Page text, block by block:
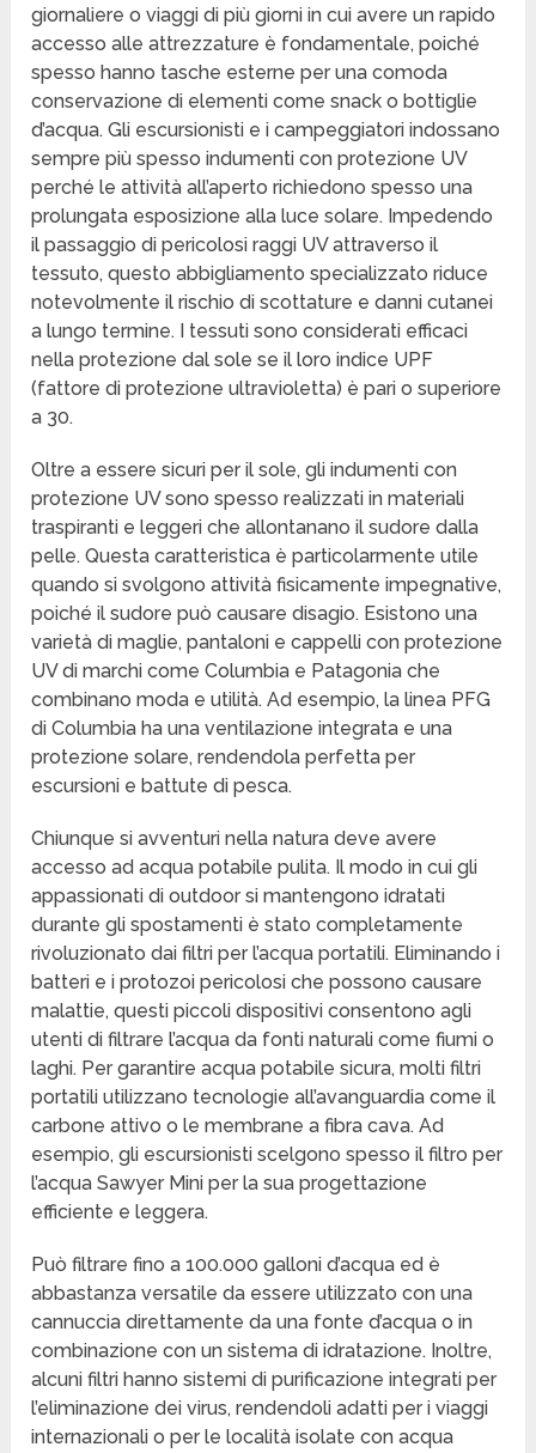
giornaliere o viaggi di più giorni in cui avere un rapido
accesso alle attrezzature è fondamentale, poiché
spesso hanno tasche esterne per una comoda
conservazione di elementi come snack o bottiglie
d’acqua. Gli escursionisti e i campeggiatori indossano
sempre più spesso indumenti con protezione UV
perché le attività all’aperto richiedono spesso una
prolungata esposizione alla luce solare. Impedendo
il passaggio di pericolosi raggi UV attraverso il
tessuto, questo abbigliamento specializzato riduce
notevolmente il rischio di scottature e danni cutanei
a lungo termine. I tessuti sono considerati efficaci
nella protezione dal sole se il loro indice UPF
(fattore di protezione ultravioletta) è pari o superiore
a 30.
Oltre a essere sicuri per il sole, gli indumenti con
protezione UV sono spesso realizzati in materiali
traspiranti e leggeri che allontanano il sudore dalla
pelle. Questa caratteristica è particolarmente utile
quando si svolgono attività fisicamente impegnative,
poiché il sudore può causare disagio. Esistono una
varietà di maglie, pantaloni e cappelli con protezione
UV di marchi come Columbia e Patagonia che
combinano moda e utilità. Ad esempio, la linea PFG
di Columbia ha una ventilazione integrata e una
protezione solare, rendendola perfetta per
escursioni e battute di pesca.
Chiunque si avventuri nella natura deve avere
accesso ad acqua potabile pulita. Il modo in cui gli
appassionati di outdoor si mantengono idratati
durante gli spostamenti è stato completamente
rivoluzionato dai filtri per l’acqua portatili. Eliminando i
batteri e i protozoi pericolosi che possono causare
malattie, questi piccoli dispositivi consentono agli
utenti di filtrare l’acqua da fonti naturali come fiumi o
laghi. Per garantire acqua potabile sicura, molti filtri
portatili utilizzano tecnologie all’avanguardia come il
carbone attivo o le membrane a fibra cava. Ad
esempio, gli escursionisti scelgono spesso il filtro per
l’acqua Sawyer Mini per la sua progettazione
efficiente e leggera.
Può filtrare fino a 100.000 galloni d’acqua ed è
abbastanza versatile da essere utilizzato con una
cannuccia direttamente da una fonte d’acqua o in
combinazione con un sistema di idratazione. Inoltre,
alcuni filtri hanno sistemi di purificazione integrati per
l’eliminazione dei virus, rendendoli adatti per i viaggi
internazionali o per le località isolate con acqua